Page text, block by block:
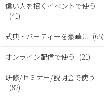
偉い人を招くイベントで使う
(41)
式典・パーティーを豪華に (65)
オンライン配信で使う (21)
研修/セミナー/説明会で使う
(82)